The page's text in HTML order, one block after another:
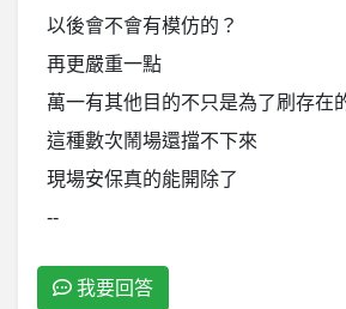
以後會不會有模仿的？
再更嚴重一點
萬一有其他目的不只是為了刷存在
這種數次鬧場還擋不下來
現場安保真的能開除了
--
我要回答